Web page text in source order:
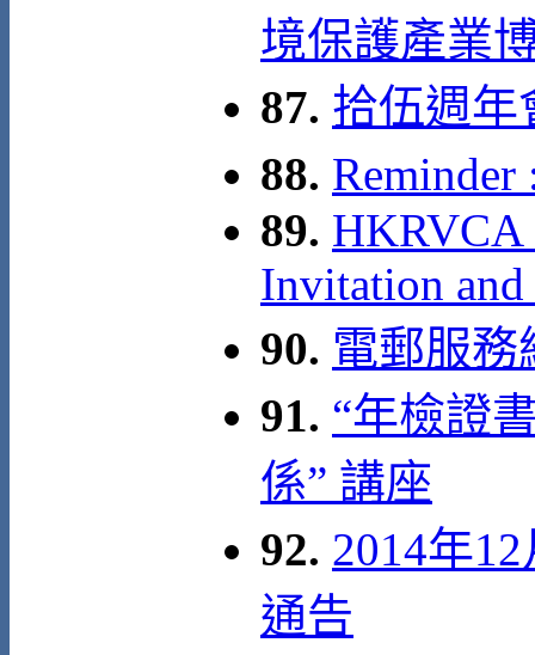
境保護產業
87. 拾伍週年
88.
89. HKRVCA
Invitation and
90. 電郵服務
91. “年檢證
係” 講座
92. 2014年
通告